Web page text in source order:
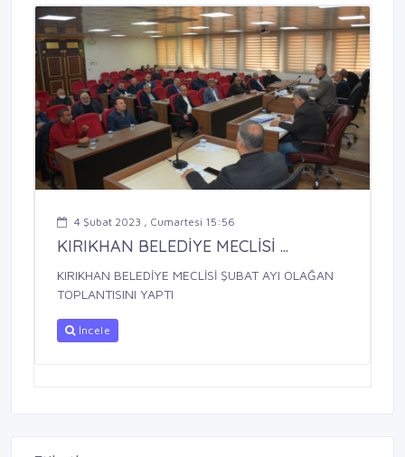
4 Şubat 2023 , Cumartesi 15:56
KIRIKHAN BELEDİYE MECLİSİ ...
KIRIKHAN BELEDİYE MECLİSİ ŞUBAT AYI OLAĞAN
TOPLANTISINI YAPTI
İncele